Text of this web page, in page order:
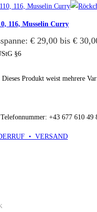
116, Musselin Curry
€ 29,00 bis €
§6
Dieses Produkt weist mehrere
Telefonnummer: +43 677 610
• VERSAND